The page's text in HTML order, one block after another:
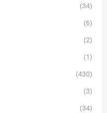
(34)
(6)
(2)
(1)
(430)
(3)
(34)